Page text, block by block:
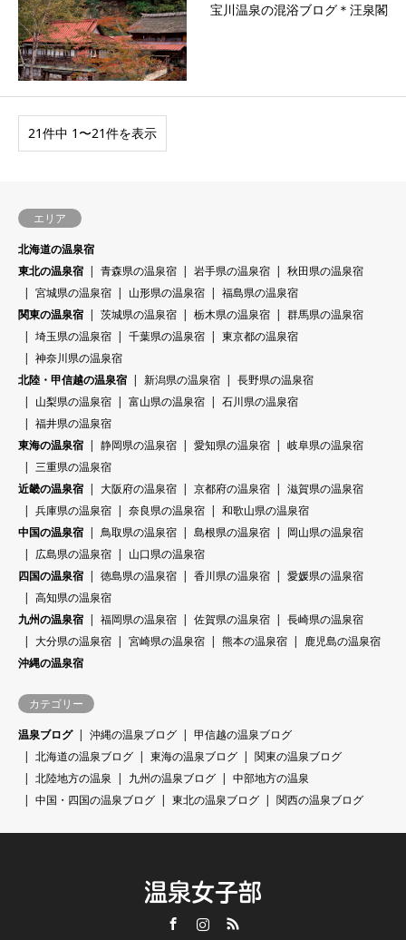
宝川温泉の混浴ブログ＊汪泉閣
21件中 1〜21件を表示
エリア
北海道の温泉宿
東北の温泉宿
青森県の温泉宿 岩手県の温泉宿
秋田県の温泉宿
宮城県の温泉宿
山形県の温泉宿
福島県の温泉宿
関東の温泉宿
茨城県の温泉宿 栃木県の温泉宿
群馬県の温泉宿
埼玉県の温泉宿
千葉県の温泉宿
東京都の温泉宿
神奈川県の温泉宿
北陸・甲信越の温泉宿
新潟県の温泉宿
長野県の温泉宿
山梨県の温泉宿
富山県の温泉宿
石川県の温泉宿
福井県の温泉宿
東海の温泉宿
静岡県の温泉宿 愛知県の温泉宿
岐阜県の温泉宿
三重県の温泉宿
近畿の温泉宿
大阪府の温泉宿 京都府の温泉宿
滋賀県の温泉宿
兵庫県の温泉宿
奈良県の温泉宿
和歌山県の温泉宿
中国の温泉宿
鳥取県の温泉宿 島根県の温泉宿
岡山県の温泉宿
広島県の温泉宿
山口県の温泉宿
四国の温泉宿
徳島県の温泉宿 香川県の温泉宿
愛媛県の温泉宿
高知県の温泉宿
九州の温泉宿
福岡県の温泉宿 佐賀県の温泉宿
長崎県の温泉宿
大分県の温泉宿
宮崎県の温泉宿 熊本の温泉宿
鹿児島の温泉宿
沖縄の温泉宿
カテゴリー
温泉ブログ
沖縄の温泉ブログ
甲信越の温泉ブログ
北海道の温泉ブログ
東海の温泉ブログ
関東の温泉ブログ
北陸地方の温泉
九州の温泉ブログ
中部地方の温泉
中国・四国の温泉ブログ
東北の温泉ブログ 関西の温泉ブログ
温泉女子部